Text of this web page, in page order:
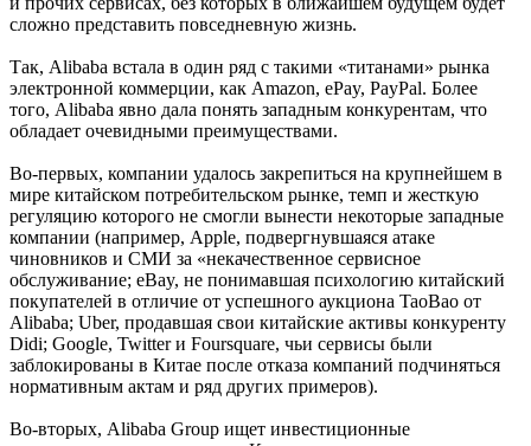
сложно представить повседневную жизнь.
Так, Alibaba встала в один ряд с такими «титанами» рынка
электронной коммерции, как Amazon, ePay, PayPal. Более
того, Alibaba явно дала понять западным конкурентам, что
обладает очевидными преимуществами.
Во-первых, компании удалось закрепиться на крупнейшем в
мире китайском потребительском рынке, темп и жесткую
регуляцию которого не смогли вынести некоторые западные
компании (например, Apple, подвергнувшаяся атаке
чиновников и СМИ за «некачественное сервисное
обслуживание; eBay, не понимавшая психологию китайский
покупателей в отличие от успешного аукциона TaoBao от
Alibaba; Uber, продавшая свои китайские активы конкуренту
Didi; Google, Twitter и Foursquare, чьи сервисы были
заблокированы в Китае после отказа компаний подчиняться
нормативным актам и ряд других примеров).
Во-вторых, Alibaba Group ищет инвестиционные